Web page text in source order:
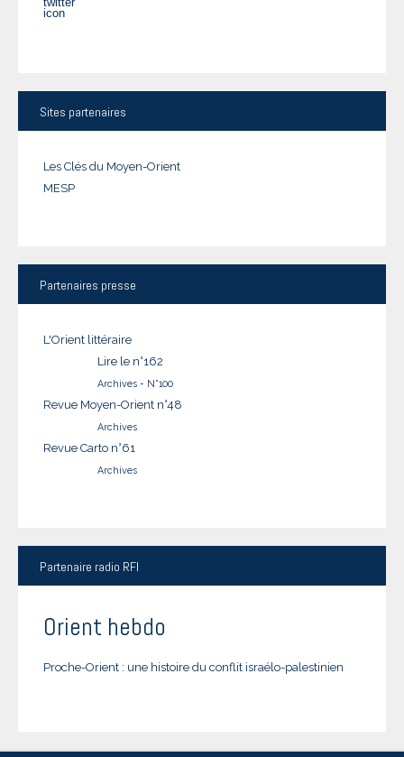
Sites partenaires
Les Clés du Moyen-Orient
MESP
Partenaires presse
L'Orient littéraire
Lire le n°162
Archives - N°100
Revue Moyen-Orient n°48
Archives
Revue Carto n°61
Archives
Partenaire radio RFI
Orient hebdo
Proche-Orient : une histoire du conflit israélo-palestinien